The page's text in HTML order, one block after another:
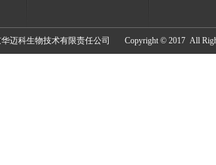
华迈科生物技术有限责任公司 Copyright © 2017 All